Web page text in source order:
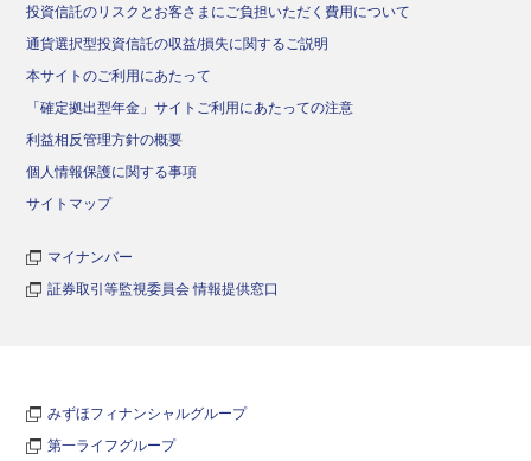
投資信託のリスクとお客さまにご負担いただく費用について
通貨選択型投資信託の収益/損失に関するご説明
本サイトのご利用にあたって
「確定拠出型年金」サイトご利用にあたっての注意
利益相反管理方針の概要
個人情報保護に関する事項
サイトマップ
マイナンバー
証券取引等監視委員会 情報提供窓口
みずほフィナンシャルグループ
第一ライフグループ